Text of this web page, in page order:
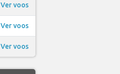
Ver voos
Ver voos
Ver voos